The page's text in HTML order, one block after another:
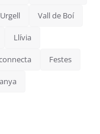
Vall de Boí
Llívia
Festes